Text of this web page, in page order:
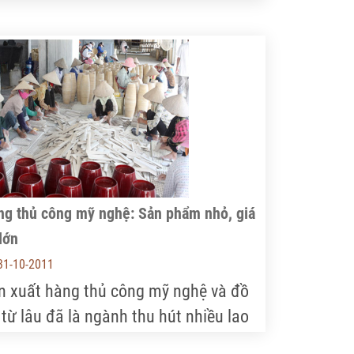
tấn búp tươi. Trà Việt Nam được
khẩu sang 110 quốc gia và vùng
thổ, giá trị xuất khẩu đạt gần 200
USD/năm.
thủ công mỹ nghệ: Sản phẩm nhỏ, giá
10-2011
xuất hàng thủ công mỹ nghệ và đồ
lâu đã là ngành thu hút nhiều lao